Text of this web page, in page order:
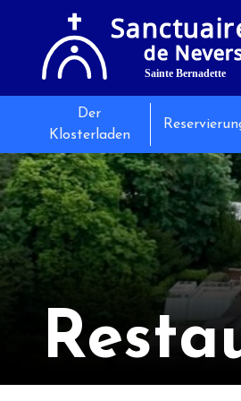
Der
Klosterladen